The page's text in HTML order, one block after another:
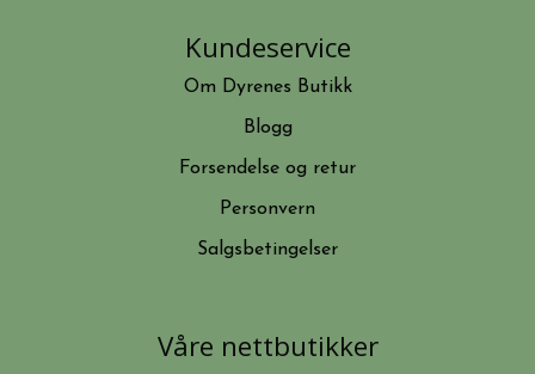
Kundeservice
Om Dyrenes Butikk
Blogg
Forsendelse og retur
Personvern
Salgsbetingelser
Våre nettbutikker